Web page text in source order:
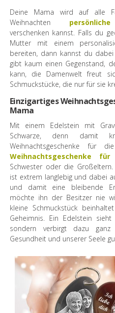
Deine Mama wird auf alle
Weihnachten
verschenken kannst. Falls du
Mutter mit einem
bereiten, dann kannst du
gibt kaum einen Gegenstand,
kann, die Damenwelt freut
Schmuckstücke, die nur für sie
Einzigartiges
Mama
Mit einem Edelstein mit
Schwarze, denn damit
Weihnachtsgeschenke für
Weihnachtsgeschenke
Schwester oder die
ist extrem langlebig und dabei
und damit eine bleibende
möchte ihn der Besitzer nie
kleine Schmuckstück
Geheimnis. Ein Edelstein
sondern verbirgt dazu
Gesundheit und unserer Seele